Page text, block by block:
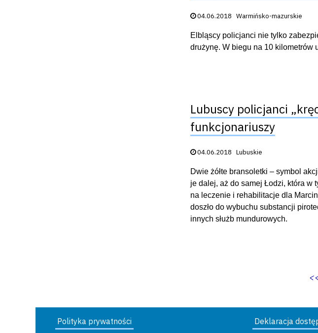
Data publikacji:
04.06.2018 Warmińsko-mazurskie
Elbląscy policjanci nie tylko
drużynę. W biegu na 10 kilometrów
Lubuscy policjanci
funkcjonariuszy
Data publikacji:
04.06.2018 Lubuskie
Dwie żółte bransoletki – symbol
je dalej, aż do samej Łodzi, która w
na leczenie i rehabilitacje dla
doszło do wybuchu substancji
innych służb mundurowych.
Polityka prywatności Deklaracja